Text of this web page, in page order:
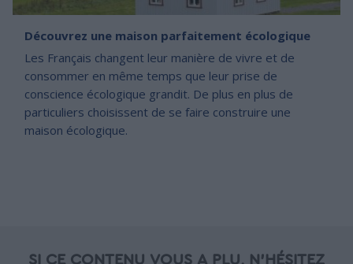
Découvrez une maison parfaitement écologique
Les Français changent leur manière de vivre et de
consommer en même temps que leur prise de
conscience écologique grandit. De plus en plus de
particuliers choisissent de se faire construire une
maison écologique.
SI CE CONTENU VOUS A PLU, N'HÉSITEZ